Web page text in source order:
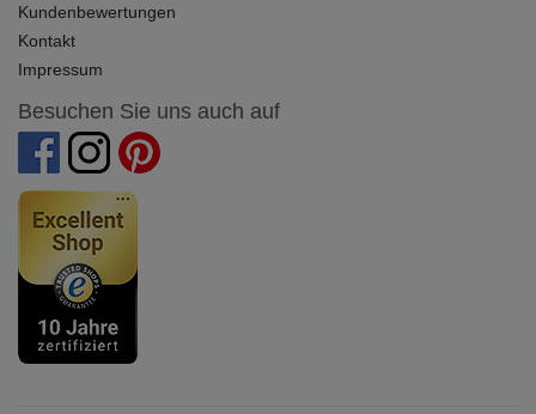
Kundenbewertungen
Kontakt
Impressum
Besuchen Sie uns auch auf